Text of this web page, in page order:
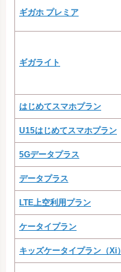
ギガホ プレミア
ギガライト
はじめてスマホプラン
U15はじめてスマホプラン
5Gデータプラス
データプラス
LTE上空利用プラン
ケータイプラン
キッズケータイプラン（Xi）